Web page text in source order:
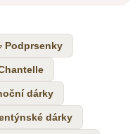
Podprsenky
dárky
dárky